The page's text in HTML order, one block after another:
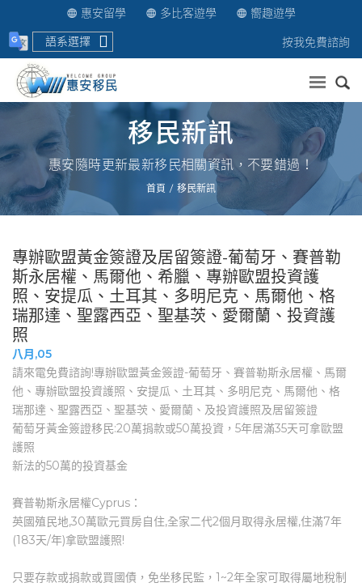
惠安留學 多比客遊學
嚮趣遊學
語系選擇
按我免費諮詢
送出
移民新訊
惠安隨時更新最新移民相關資訊，不要錯過！
首頁 移民新訊
專辦歐盟黃金簽證及居留簽證-葡萄牙、賽普勒
斯永居權、馬爾他、希臘、專辦歐盟投資護
照、安提瓜、土耳其、多明尼克、馬爾他、格
瑞那達、聖露西亞、聖基茨、愛爾蘭、投資護
照
八月,05
請來電免費諮詢!專辦歐盟黃金簽證-葡萄牙、賽普勒斯永居權、馬爾
他、專辦歐盟投資護照、安提瓜、土耳其、多明尼克、馬爾他、格
瑞那達、聖露西亞、聖基茨、愛爾蘭、及投資護照及居留簽證
葡萄牙黃金簽證移民:20萬捐款或50萬投資，5年居滿35天可拿歐盟
護照
新法的50萬的投資基金
賽普勒斯永居權Cyprus：
英國殖民地,30萬歐元買房自住,全家二代2個月取得永居權,住滿7年
(183天/年)拿歐盟護照!
只要存款或捐款或買國債，免坐移民監，1~2年全家可取得屬地稅制